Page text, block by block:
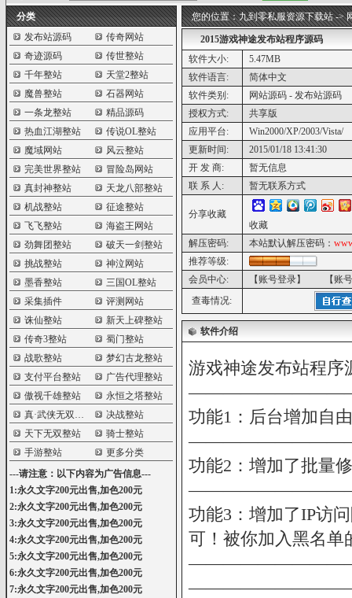
分类
发布站源码
传奇网站
奇迹源码
传世整站
千年整站
天堂2整站
魔兽整站
石器网站
一条龙整站
精品源码
热血江湖整站
传说OL整站
魔域网站
风云整站
完美世界整站
冒险岛网站
真封神整站
天龙八部整站
机战整站
征途整站
飞飞整站
海盗王网站
劲舞团整站
破天一剑整站
挑战整站
神泣网站
墨香整站
三国OL整站
采集插件
评测网站
诛仙整站
新天上碑整站
传奇3整站
蜀门整站
战歌整站
梦幻古龙整站
支付平台整站
广告代理整站
傲视千雄整站
永恒之塔整站
真·武侠无双整站
决战整站
天下无双整站
骑士整站
手游整站
更多分类
---请注意：以下内容为广告信息---
1:永久文字200元出售,加色200元
2:永久文字200元出售,加色200元
3:永久文字200元出售,加色200元
4:永久文字200元出售,加色200元
5:永久文字200元出售,加色200元
6:永久文字200元出售,加色200元
7:永久文字200元出售,加色200元
您的位置：九到零私服资源下载站->
2015游戏神途发布站程序源码
软件大小:
5.47MB
软件语言:
简体中文
软件类别:
网站源码 - 发布站源码
授权方式:
共享版
应用平台:
Win2000/XP/2003/Vista/
更新时间:
2015/01/18 13:41:30
开 发 商:
暂无信息
联 系 人:
暂无联系方式
分享收藏
收藏
解压密码:
本站默认解压密码：
推荐等级:
会员中心:
【账号登录】
【账
查毒情况:
软件介绍
游戏神途发布站程序
功能1：后台增加自
功能2：增加了批量
功能3：增加了IP访
可！被你加入黑名单